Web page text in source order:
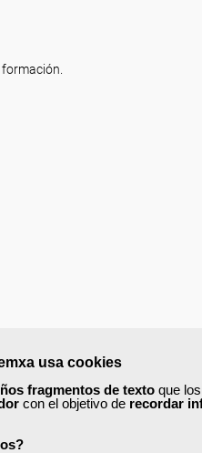
usa cookies
fragmentos de texto que
con el objetivo de recordar
de formación.